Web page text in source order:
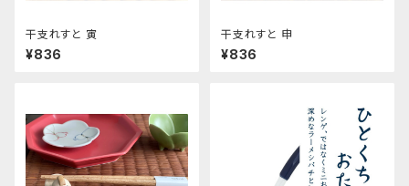
干支れすと 寅
¥836
干支れすと 申
¥836